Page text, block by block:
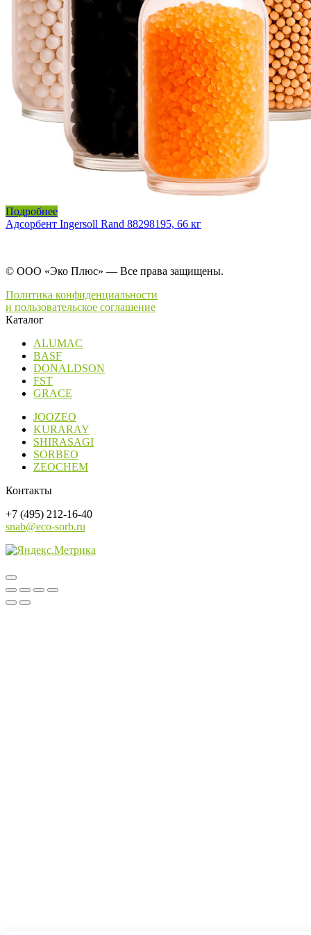
Подробнее
Адсорбент Ingersoll Rand 88298195, 66 кг
© ООО «Эко Плюс» — Все права защищены.
Политика конфиденциальности
и пользовательское соглашение
Каталог
ALUMAC
BASF
DONALDSON
FST
GRACE
JOOZEO
KURARAY
SHIRASAGI
SORBEO
ZEOCHEM
Контакты
+7 (495) 212-16-40
snab@eco-sorb.ru